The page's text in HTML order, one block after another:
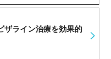
ザライン治療を効果的